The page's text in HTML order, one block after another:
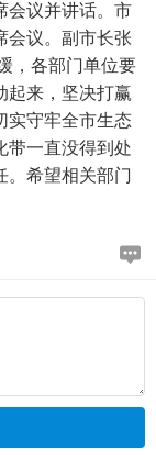
会议并讲话。市
会议。副市长张
，各部门单位要
起来，坚决打赢
实守牢全市生态
带一直没得到处
。希望相关部门